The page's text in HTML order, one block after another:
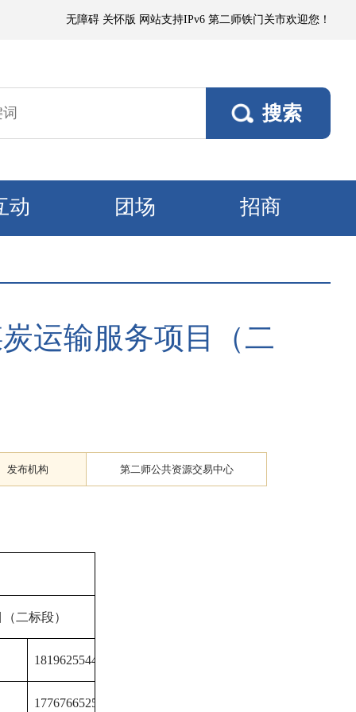
部有微到小阵雨；各垦区阵风5～6级，南部垦区风口阵风7级。7
无障碍 关怀版 网站支持IPv6 第二师铁门关市欢迎您！
动 团场 招商
运输服务项目（二
发布机构 第二师公共资源交易中心
二标段）
18196255446
17767665257